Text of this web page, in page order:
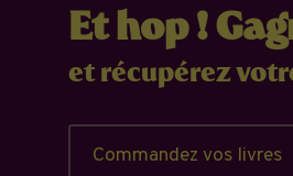
Et hop !
et récupérez
Commandez vos livres